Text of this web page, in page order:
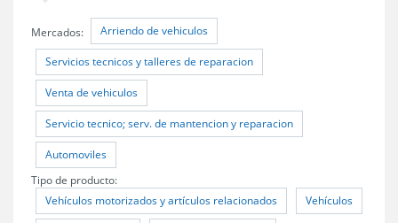
Mercados: Arriendo de vehiculos
Servicios tecnicos y talleres de reparacion
Venta de vehiculos
Servicio tecnico; serv. de mantencion y reparacion
Automoviles
Tipo de producto:
Vehículos motorizados y artículos relacionados Vehículos